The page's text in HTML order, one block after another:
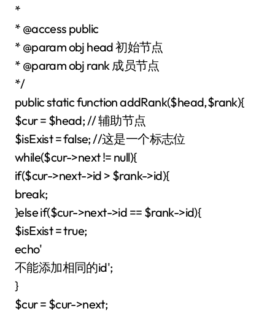
*
* @access public
* @param obj head 初始节点
* @param obj rank 成员节点
*/
public static function addRank($head,$rank){
$cur = $head; // 辅助节点
$isExist = false; //这是一个标志位
while($cur->next != null){
if($cur->next->id > $rank->id){
break;
}else if($cur->next->id == $rank->id){
$isExist = true;
echo'
不能添加相同的id';
}
$cur = $cur->next;